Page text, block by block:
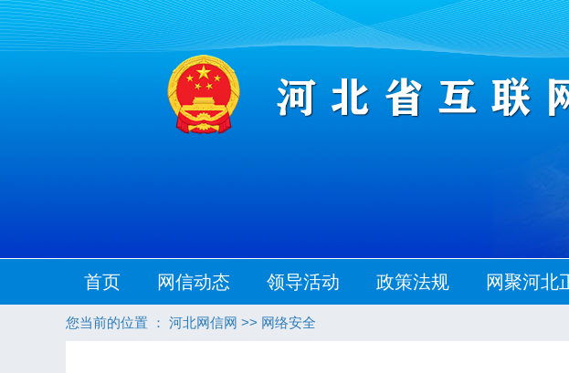
首页 网信动态 领导活动 政策法规 网聚河北
您当前的位置 ： 河北网信网 >> 网络安全